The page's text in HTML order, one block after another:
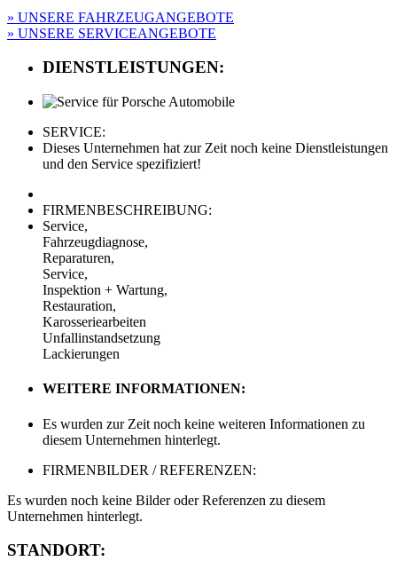
» UNSERE FAHRZEUGANGEBOTE
» UNSERE SERVICEANGEBOTE
DIENSTLEISTUNGEN:
SERVICE:
Dieses Unternehmen hat zur Zeit noch keine Dienstleistungen
und den Service spezifiziert!
FIRMENBESCHREIBUNG:
Service,
Fahrzeugdiagnose,
Reparaturen,
Service,
Inspektion + Wartung,
Restauration,
Karosseriearbeiten
Unfallinstandsetzung
Lackierungen
WEITERE INFORMATIONEN:
Es wurden zur Zeit noch keine weiteren Informationen zu
diesem Unternehmen hinterlegt.
FIRMENBILDER / REFERENZEN:
Es wurden noch keine Bilder oder Referenzen zu diesem
Unternehmen hinterlegt.
STANDORT: